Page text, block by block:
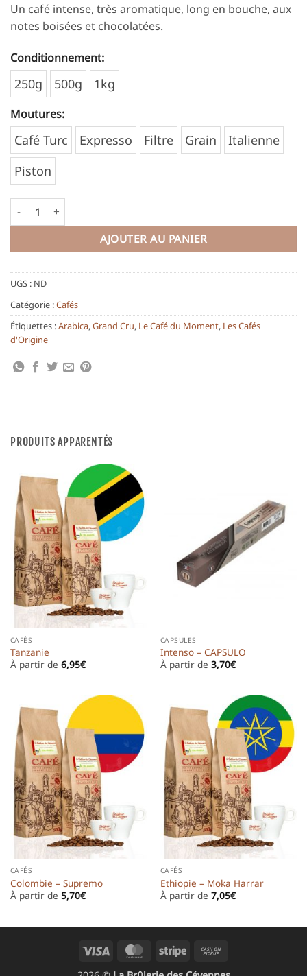
Un café intense, très aromatique, long en bouche, aux
notes boisées et chocolatées.
Conditionnement:
250g 500g 1kg
Moutures:
Café Turc Expresso Filtre Grain
Italienne
Piston
quantité de Sumatra Mandheling Permata Gayo
AJOUTER AU PANIER
Alternative:
UGS : ND
Catégorie :Cafés
Étiquettes :Arabica,Grand Cru, Le Café du Moment, Les Cafés
d'Origine
PRODUITS APPARENTÉS
CAFÉS
Tanzanie
À partir de 6,95€
CAPSULES
Intenso – CAPSULO
À partir de 3,70€
CAFÉS
Colombie – Supremo
À partir de 5,70€
CAFÉS
Ethiopie – Moka Harrar
À partir de 7,05€
Visa MasterCard
Stripe